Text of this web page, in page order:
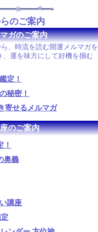
のご案内
ガのご案内
、時流を読む開運メルマガを
運を味方にして好機を掴む
定！
秘密！
寄せるメルマガ
のご案内
奥義
講座